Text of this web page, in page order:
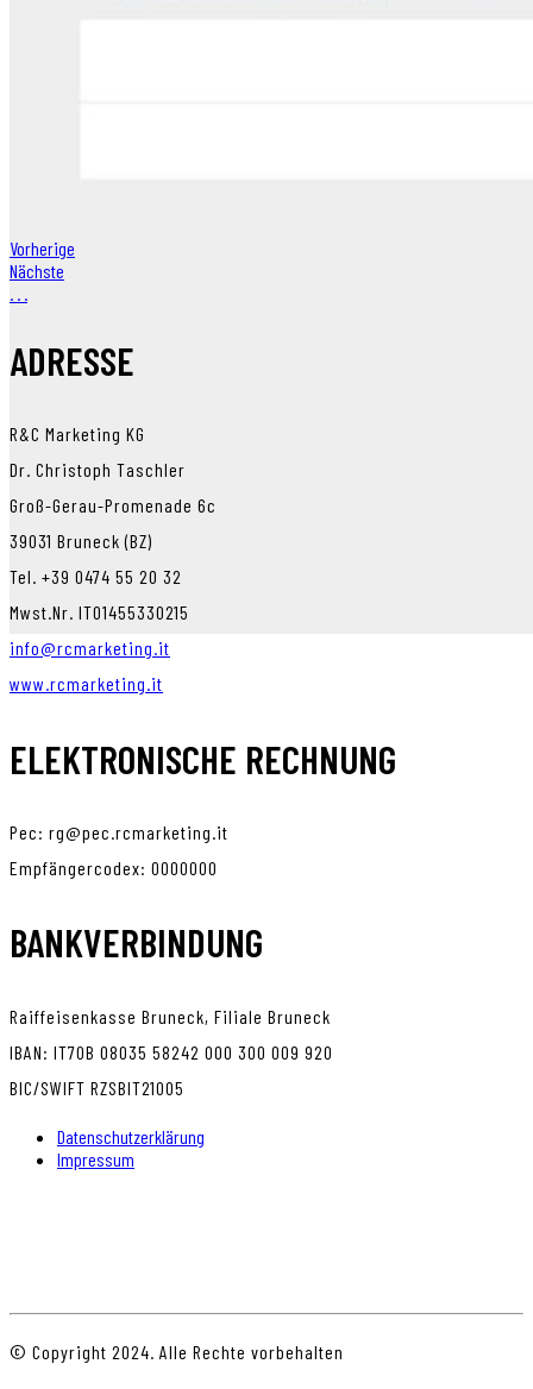
Vorherige
Nächste
ADRESSE
R&C Marketing KG
Dr. Christoph Taschler
Groß-Gerau-Promenade 6c
39031 Bruneck (BZ)
Tel. +39 0474 55 20 32
Mwst.Nr. IT01455330215
info@rcmarketing.it
www.rcmarketing.it
ELEKTRONISCHE RECHNUNG
Pec: rg@pec.rcmarketing.it
Empfängercodex: 0000000
BANKVERBINDUNG
Raiffeisenkasse Bruneck, Filiale Bruneck
IBAN: IT70B 08035 58242 000 300 009 920
BIC/SWIFT RZSBIT21005
Datenschutzerklärung
Impressum
© Copyright 2024. Alle Rechte vorbehalten